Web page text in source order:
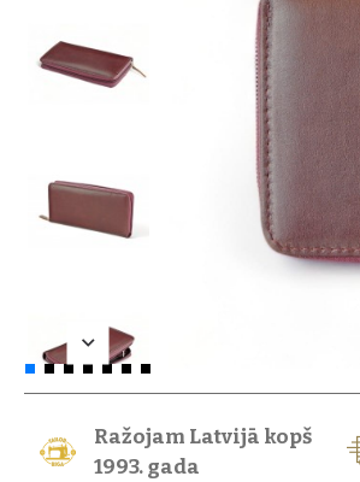
Ražojam Latvijā kopš
1993. gada